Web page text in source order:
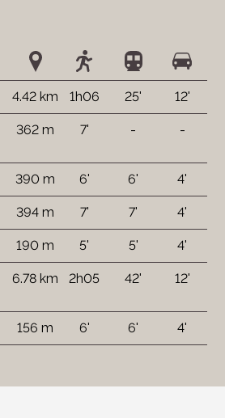
4.42 km 1h06 25' 12'
362 m 7' - -
390 m 6' 6' 4'
394 m 7' 7' 4'
190 m 5' 5' 4'
6.78 km 2h05 42' 12'
156 m 6' 6' 4'